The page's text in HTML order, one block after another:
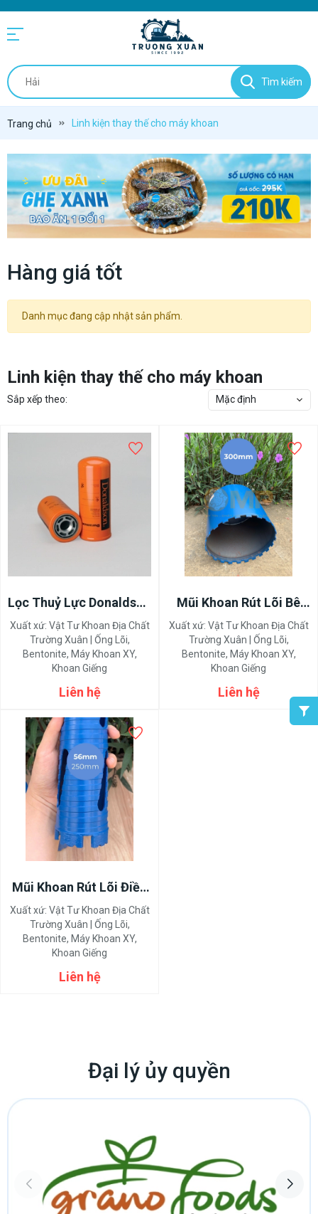
Tìm kiếm
Trang chủ Linh kiện thay thế cho máy khoan
Hàng giá tốt
Danh mục đang cập nhật sản phẩm.
Linh kiện thay thế cho máy khoan
Sắp xếp theo: Mặc định
Lọc Thuỷ Lực Donaldson
P165332
Xuất xứ: Vật Tư Khoan Địa Chất
Trường Xuân | Ống Lõi,
Bentonite, Máy Khoan XY,
Khoan Giếng
Liên hệ
Mũi Khoan Rút Lõi Bê
Tông Đường Kính
300mm-350mm-400mm
Xuất xứ: Vật Tư Khoan Địa Chất
Trường Xuân | Ống Lõi,
Bentonite, Máy Khoan XY,
Khoan Giếng
Liên hệ
Mũi Khoan Rút Lõi Điều
Hòa 56mm 63mm
Chống Kẹt
Xuất xứ: Vật Tư Khoan Địa Chất
Trường Xuân | Ống Lõi,
Bentonite, Máy Khoan XY,
Khoan Giếng
Liên hệ
Đại lý ủy quyền